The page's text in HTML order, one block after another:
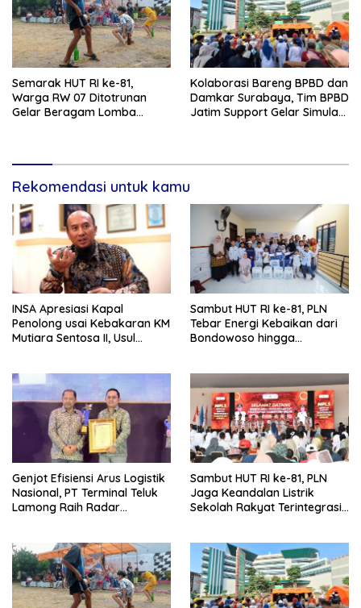
Semarak HUT RI ke-81,
Warga RW 07 Ditotrunan
Gelar Beragam Lomba
Kolaborasi Bareng BPBD dan
Damkar Surabaya, Tim BPBD
Jatim Support Gelar Simulasi
Rekomendasi untuk kamu
INSA Apresiasi Kapal
Penolong usai Kebakaran KM
Mutiara Sentosa II, Usul
Sambut HUT RI ke-81, PLN
Tebar Energi Kebaikan dari
Bondowoso hingga
Genjot Efisiensi Arus Logistik
Nasional, PT Terminal Teluk
Lamong Raih Radar
Sambut HUT RI ke-81, PLN
Jaga Keandalan Listrik
Sekolah Rakyat Terintegrasi 1